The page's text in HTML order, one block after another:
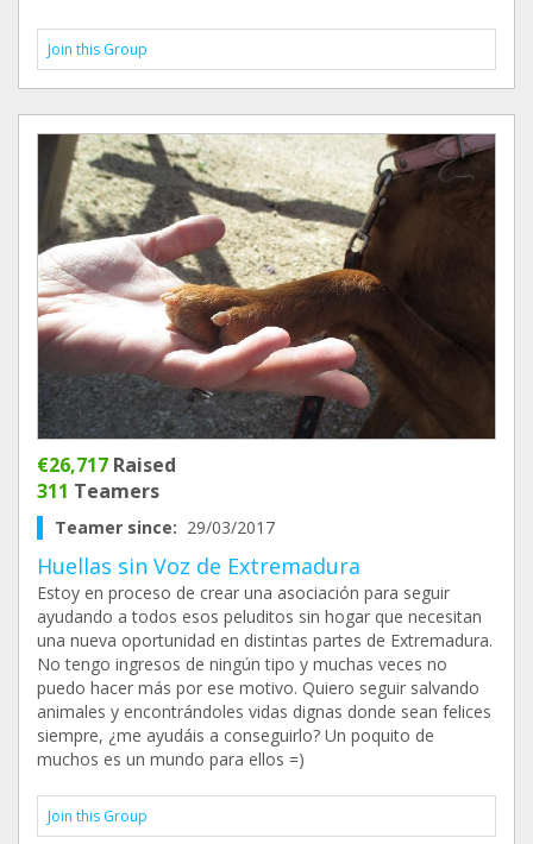
Join this Group
€26,717 Raised
311 Teamers
Teamer since: 29/03/2017
Huellas sin Voz de Extremadura
Estoy en proceso de crear una asociación para seguir
ayudando a todos esos peluditos sin hogar que necesitan
una nueva oportunidad en distintas partes de Extremadura.
No tengo ingresos de ningún tipo y muchas veces no
puedo hacer más por ese motivo. Quiero seguir salvando
animales y encontrándoles vidas dignas donde sean felices
siempre, ¿me ayudáis a conseguirlo? Un poquito de
muchos es un mundo para ellos =)
Join this Group